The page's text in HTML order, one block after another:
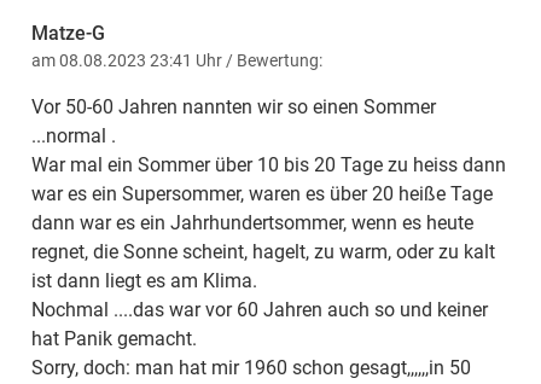
Matze-G
am 08.08.2023 23:41 Uhr / Bewertung:
Vor 50-60 Jahren nannten wir so einen Sommer
...normal .
War mal ein Sommer über 10 bis 20 Tage zu heiss dann
war es ein Supersommer, waren es über 20 heiße Tage
dann war es ein Jahrhundertsommer, wenn es heute
regnet, die Sonne scheint, hagelt, zu warm, oder zu kalt
ist dann liegt es am Klima.
Nochmal ....das war vor 60 Jahren auch so und keiner
hat Panik gemacht.
Sorry, doch: man hat mir 1960 schon gesagt,,,,,,in 50